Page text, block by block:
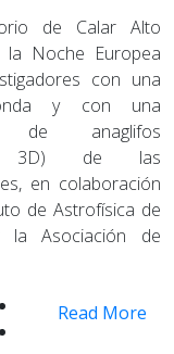
de Calar Alto
la Noche Europea
con una
y con una
de anaglifos
3D) de las
en colaboración
de Astrofísica de
la Asociación de
Read More